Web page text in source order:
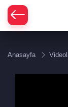
Anasayfa